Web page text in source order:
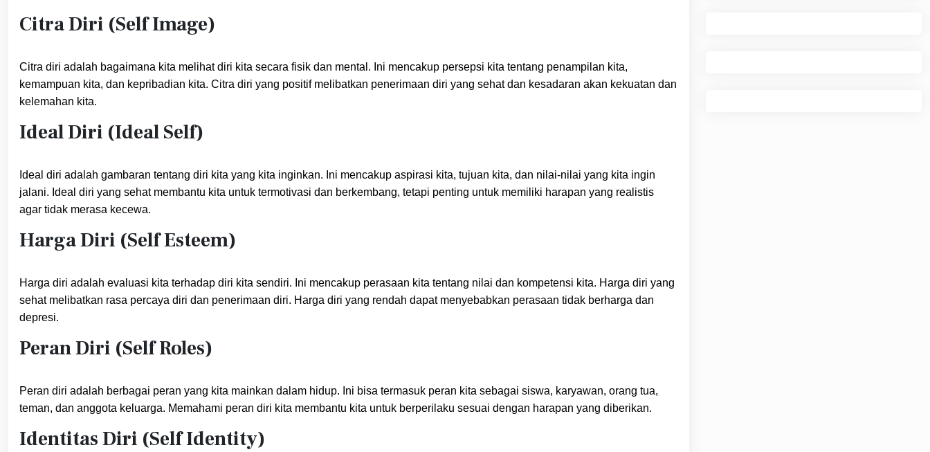
Citra Diri (Self Image)
Citra diri adalah bagaimana kita melihat diri kita secara fisik dan mental. Ini mencakup persepsi kita tentang penampilan kita,
kemampuan kita, dan kepribadian kita. Citra diri yang positif melibatkan penerimaan diri yang sehat dan kesadaran akan kekuatan dan
kelemahan kita.
Ideal Diri (Ideal Self)
Ideal diri adalah gambaran tentang diri kita yang kita inginkan. Ini mencakup aspirasi kita, tujuan kita, dan nilai-nilai yang kita ingin
jalani. Ideal diri yang sehat membantu kita untuk termotivasi dan berkembang, tetapi penting untuk memiliki harapan yang realistis
agar tidak merasa kecewa.
Harga Diri (Self Esteem)
Harga diri adalah evaluasi kita terhadap diri kita sendiri. Ini mencakup perasaan kita tentang nilai dan kompetensi kita. Harga diri yang
sehat melibatkan rasa percaya diri dan penerimaan diri. Harga diri yang rendah dapat menyebabkan perasaan tidak berharga dan
depresi.
Peran Diri (Self Roles)
Peran diri adalah berbagai peran yang kita mainkan dalam hidup. Ini bisa termasuk peran kita sebagai siswa, karyawan, orang tua,
teman, dan anggota keluarga. Memahami peran diri kita membantu kita untuk berperilaku sesuai dengan harapan yang diberikan.
Identitas Diri (Self Identity)